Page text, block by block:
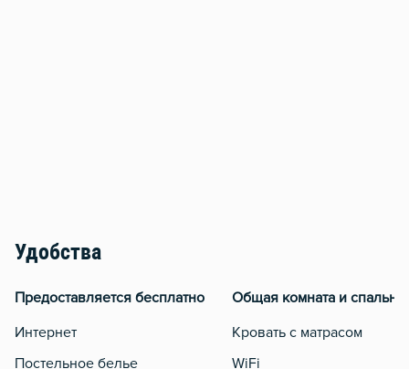
Удобства
Предоставляется бесплатно
Интернет
Постельное белье
Общая комната и спальня
Кровать с матрасом
WiFi